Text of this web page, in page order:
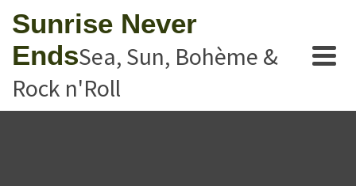
Sunrise Never
EndsSea, Sun, Bohème &
Rock n'Roll